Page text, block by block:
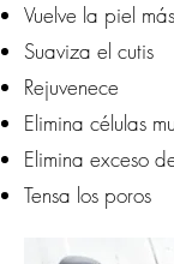
Vuelve la piel
Suaviza el cutis
Rejuvenece
Elimina células
Elimina exceso
Tensa los poros